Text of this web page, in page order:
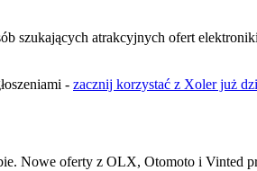
szukających atrakcyjnych ofert
- zacznij korzystać z Xoler już
Nowe oferty z OLX, Otomoto i Vinted